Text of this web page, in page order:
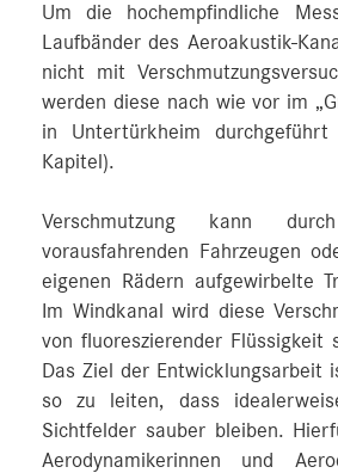
Um die hochempfindliche
Laufbänder des Aeroakustik-
nicht mit
werden diese nach wie vor im
in Untertürkheim durchgeführt
Kapitel).
Verschmutzung kann
vorausfahrenden Fahrzeugen
eigenen Rädern aufgewirbelte
Im Windkanal wird diese
von fluoreszierender Flüssigkeit
Das Ziel der Entwicklungsarbeit
so zu leiten, dass
Sichtfelder sauber bleiben.
Aerodynamikerinnen und